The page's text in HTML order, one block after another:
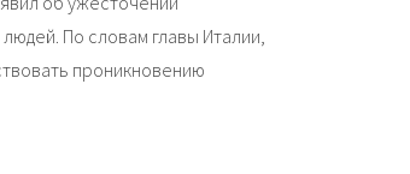
По словам главы Италии,
проникновению